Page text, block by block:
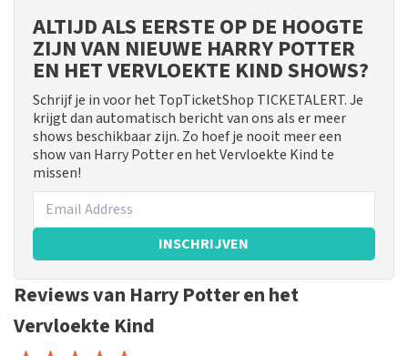
ALTIJD ALS EERSTE OP DE HOOGTE
ZIJN VAN NIEUWE HARRY POTTER
EN HET VERVLOEKTE KIND SHOWS?
Schrijf je in voor het TopTicketShop TICKETALERT. Je
krijgt dan automatisch bericht van ons als er meer
shows beschikbaar zijn. Zo hoef je nooit meer een
show van Harry Potter en het Vervloekte Kind te
missen!
INSCHRIJVEN
Reviews van Harry Potter en het
Vervloekte Kind